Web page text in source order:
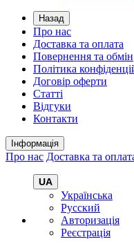
Назад
Про нас
Доставка та оплата
Повернення та обмін
Політика
Договір оферти
Статті
Відгуки
Контакти
Інформація
Про нас Доставка та
UA
Українська
Русский
Авторизація
Реєстрація